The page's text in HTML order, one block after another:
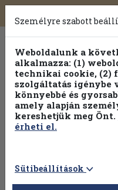
Toggle
navigation
Személyre szabott
Weboldalunk a
alkalmazza: (1)
technikai cookie, (2)
szolgáltatás igénybe
könnyebbé és
amely alapján
kereshetjük meg Önt.
érheti el.
Sütibeállítások